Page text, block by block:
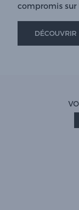
compromis sur
DÉCOUVRIR